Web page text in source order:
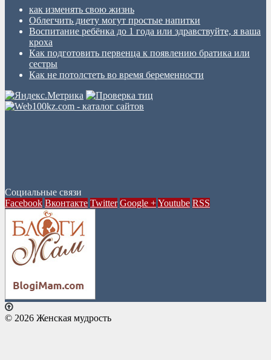
как изменять свою жизнь
Облегчить диету могут простые напитки
Воспитание ребёнка до 1 года или здравствуйте, я ваша
кроха
Как подготовить первенца к появлению братика или
сестры
Как не потолстеть во время беременности
Социальные связи
Facebook Вконтакте Twitter Google +Youtube RSS
© 2026 Женская мудрость